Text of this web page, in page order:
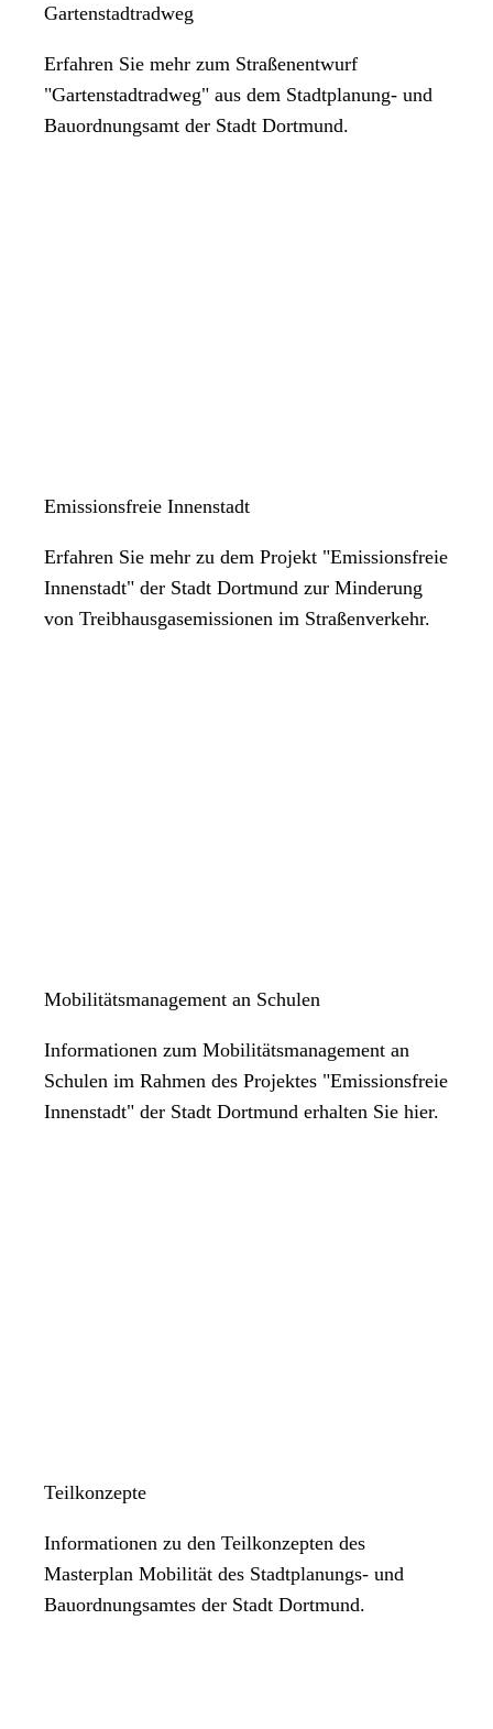
Gartenstadtradweg
Erfahren Sie mehr zum Straßenentwurf
"Gartenstadtradweg" aus dem Stadtplanung- und
Bauordnungsamt der Stadt Dortmund.
Emissionsfreie Innenstadt
Erfahren Sie mehr zu dem Projekt "Emissionsfreie
Innenstadt" der Stadt Dortmund zur Minderung
von Treibhausgasemissionen im Straßenverkehr.
Mobilitätsmanagement an Schulen
Informationen zum Mobilitätsmanagement an
Schulen im Rahmen des Projektes "Emissionsfreie
Innenstadt" der Stadt Dortmund erhalten Sie hier.
Teilkonzepte
Informationen zu den Teilkonzepten des
Masterplan Mobilität des Stadtplanungs- und
Bauordnungsamtes der Stadt Dortmund.